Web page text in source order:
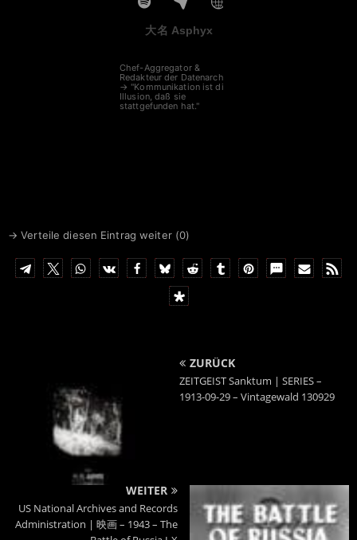
大名 Asphyx
Chef-Aggregator &
Redakteur der Datenarche
→ "Kommunikation ist die
Illusion, daß sie
stattgefunden hat."
→ Verteile diesen Eintrag weiter (0)
ZURÜCK
ZEITGEIST Sanktum | SERIES –
1913-09-29 – Vintagewald 130929
WEITER
US National Archives and Records
Administration | 映画 – 1943 – The